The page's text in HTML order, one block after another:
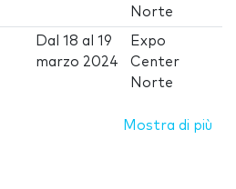
Norte
Dal18 al19
marzo 2024
Expo
Center
Norte
Mostra di più